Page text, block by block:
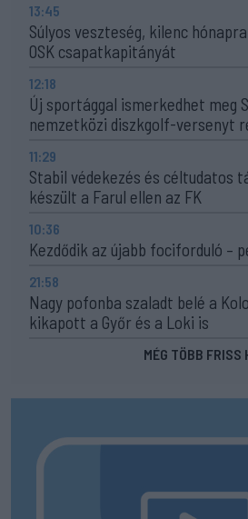
13:45
Súlyos veszteség, kilenc
OSK csapatkapitányát
12:18
Új sportággal ismerkedhet meg
nemzetközi diszkgolf-versenyt
11:29
Stabil védekezés és céltudatos
készült a Farul ellen az FK
10:36
Kezdődik az újabb fociforduló –
21:58
Nagy pofonba szaladt belé a
kikapott a Győr és a Loki is
MÉG TÖBB FRISS